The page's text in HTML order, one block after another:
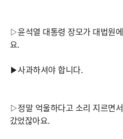
▷윤석열 대통령 장모가 대법원
요.
▶사과하셔야 합니다.
▷정말 억울하다고 소리 지르면
갔었잖아요.